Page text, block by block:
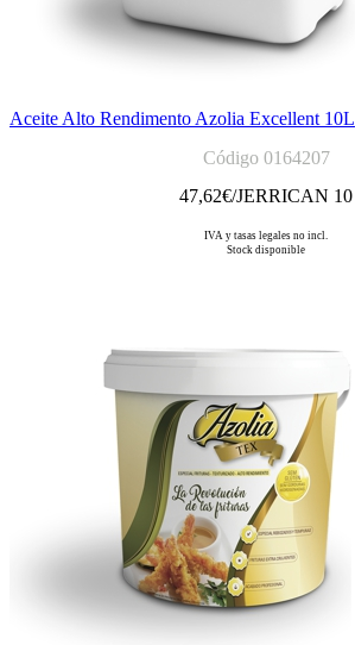
Aceite Alto Rendimento Azolia Excellent 10L
Código 0164207
47,62€/JERRICAN 10
IVA y tasas legales no incl.
Stock disponible